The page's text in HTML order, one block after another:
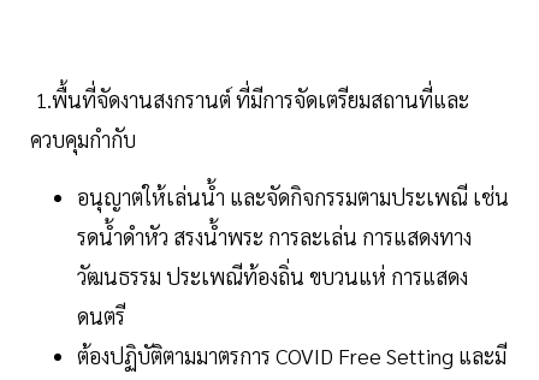
1.พื้นที่จัดงานสงกรานต์ ที่มีการจัดเตรียมสถานที่และ
ควบคุมกำกับ
อนุญาตให้เล่นน้ำ และจัดกิจกรรมตามประเพณี เช่น
รดน้ำดำหัว สรงน้ำพระ การละเล่น การแสดงทาง
วัฒนธรรม ประเพณีท้องถิ่น ขบวนแห่ การแสดง
ดนตรี
ต้องปฏิบัติตามมาตรการ COVID Free Setting และมี